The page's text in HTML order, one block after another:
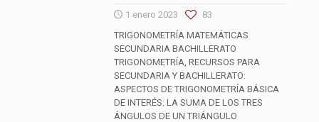
1 enero 2023
83
TRIGONOMETRÍA MATEMÁTICAS
SECUNDARIA BACHILLERATO
TRIGONOMETRÍA, RECURSOS PARA
SECUNDARIA Y BACHILLERATO:
ASPECTOS DE TRIGONOMETRÍA BÁSICA
DE INTERÉS: LA SUMA DE LOS TRES
ÁNGULOS DE UN TRIÁNGULO